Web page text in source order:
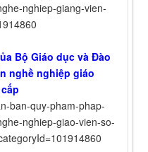
nghiep-giang-vien-
Bộ Giáo dục và Đào
nghề nghiệp giáo
ban-quy-pham-phap-
nghiep-giao-vien-so-